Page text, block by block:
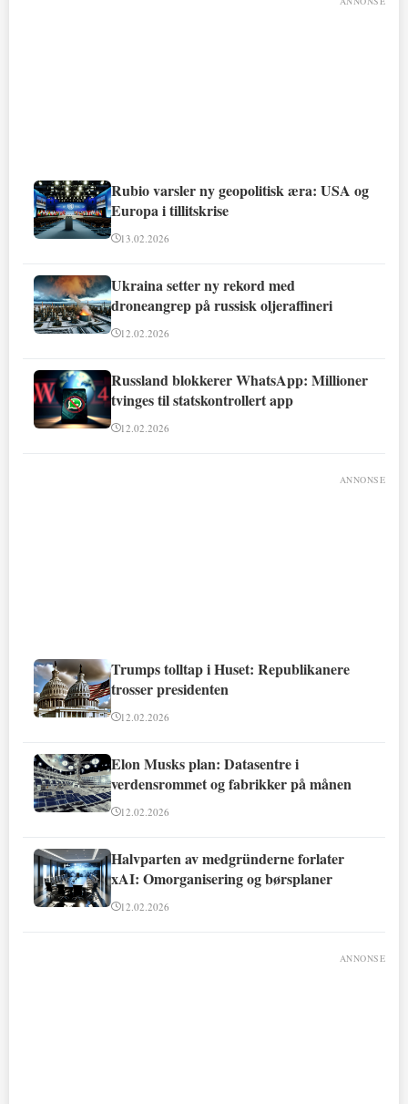
Rubio varsler ny geopolitisk æra: USA og
Europa i tillitskrise
13.02.2026
Ukraina setter ny rekord med
droneangrep på russisk oljeraffineri
12.02.2026
Russland blokkerer WhatsApp: Millioner
tvinges til statskontrollert app
12.02.2026
ANNONSE
Trumps tolltap i Huset: Republikanere
trosser presidenten
12.02.2026
Elon Musks plan: Datasentre i
verdensrommet og fabrikker på månen
12.02.2026
Halvparten av medgründerne forlater
xAI: Omorganisering og børsplaner
12.02.2026
ANNONSE